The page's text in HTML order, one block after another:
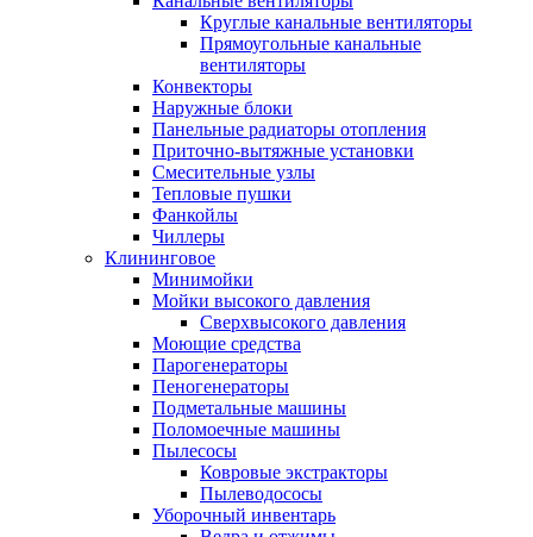
Круглые канальные вентиляторы
Прямоугольные канальные
вентиляторы
Конвекторы
Наружные блоки
Панельные радиаторы отопления
Приточно-вытяжные установки
Смесительные узлы
Тепловые пушки
Фанкойлы
Чиллеры
Клининговое
Минимойки
Мойки высокого давления
Сверхвысокого давления
Моющие средства
Парогенераторы
Пеногенераторы
Подметальные машины
Поломоечные машины
Пылесосы
Ковровые экстракторы
Пылеводососы
Уборочный инвентарь